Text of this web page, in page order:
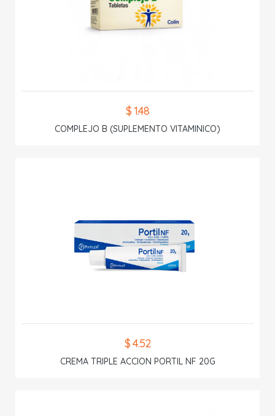
$ 1.48
COMPLEJO B (SUPLEMENTO VITAMINICO)
$ 4.52
CREMA TRIPLE ACCION PORTIL NF 20G